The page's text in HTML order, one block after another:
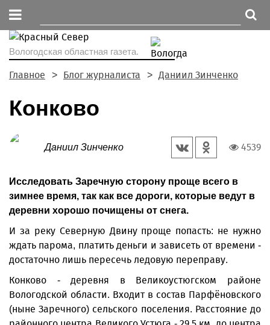
Вологодская областная газета.
Главное Блог журналиста Даниил Зинченко
Конково
Даниил Зинченко 4539
Исследовать Заречную сторону проще всего в
зимнее время, так как все дороги, которые ведут в
деревни хорошо почищены от снега.
И за реку Северную Двину проще попасть: не нужно
ждать парома, платить деньги и зависеть от времени -
достаточно лишь пересечь ледовую переправу.
Конково - деревня в Великоустюгском районе
Вологодской области. Входит в состав Парфёновского
(ныне Заречного) сельского поселения. Расстояние до